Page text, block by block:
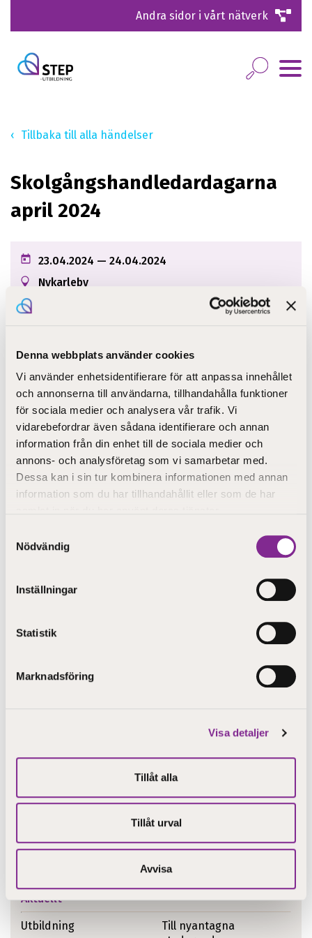
Denna webbplats använder cookies
Vi använder enhetsidentifierare för att anpassa innehållet
och annonserna till användarna, tillhandahålla funktioner
för sociala medier och analysera vår trafik. Vi
vidarebefordrar även sådana identifierare och annan
information från din enhet till de sociala medier och
annons- och analysföretag som vi samarbetar med.
Dessa kan i sin tur kombinera informationen med annan
information som du har tillhandahållit eller som de har
Nödvändig
Inställningar
Statistik
Marknadsföring
Visa detaljer
Tillåt alla
Tillåt urval
Avvisa
Andra sidor i vårt nätverk
Tillbaka till alla händelser
Skolgångshandledardagarna
april 2024
23.04.2024 — 24.04.2024
Nykarleby
23.04 kl 9.15-15.30
Under två dagar får du möjlighet att lära dig mera om
aktuella teman för skolgångshandledare. Du får
samtidigt en unik chans att nätverka med andra som är
intresserade av samma ämnen. Kursen passar alla som
är intresserade av aktualiteter i skolvardagen.
program även 7-8 maj, välj vilken av dessa som passar
dig bäst och anmäl dig via länken.
(OBS! Du som jobbar som skolgångshandledare i
Jakobstad, Karleby, Kronoby, Larsmo, Nykarleby eller
Aktuellt
Utbildning
Till nyantagna